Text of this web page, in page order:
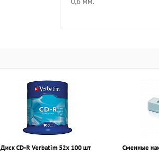
Диск CD-R Verbatim 52х 100 шт
Сменные